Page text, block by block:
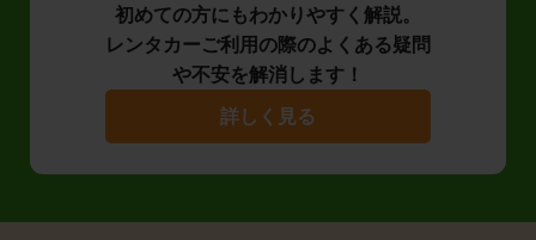
初めての方にもわかりやすく解説。
レンタカーご利用の際のよくある疑問
や不安を解消します！
詳しく見る